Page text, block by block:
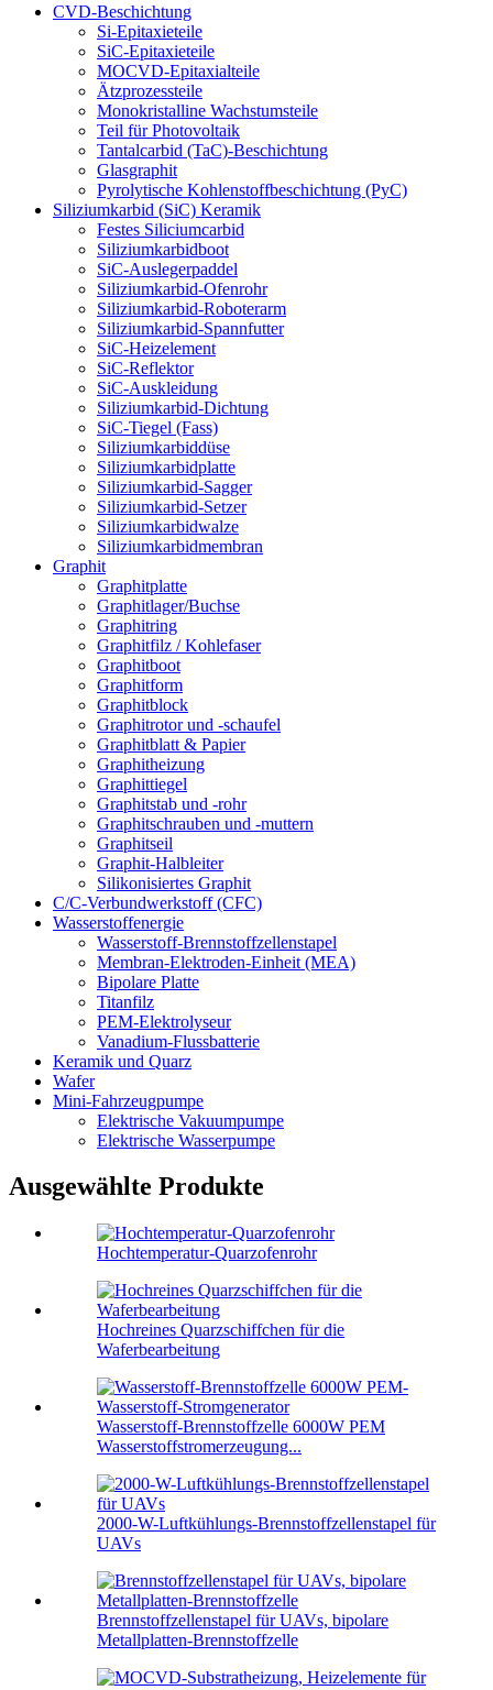
CVD-Beschichtung
Si-Epitaxieteile
SiC-Epitaxieteile
MOCVD-Epitaxialteile
Ätzprozessteile
Monokristalline Wachstumsteile
Teil für Photovoltaik
Tantalcarbid (TaC)-Beschichtung
Glasgraphit
Pyrolytische Kohlenstoffbeschichtung (PyC)
Siliziumkarbid (SiC) Keramik
Festes Siliciumcarbid
Siliziumkarbidboot
SiC-Auslegerpaddel
Siliziumkarbid-Ofenrohr
Siliziumkarbid-Roboterarm
Siliziumkarbid-Spannfutter
SiC-Heizelement
SiC-Reflektor
SiC-Auskleidung
Siliziumkarbid-Dichtung
SiC-Tiegel (Fass)
Siliziumkarbiddüse
Siliziumkarbidplatte
Siliziumkarbid-Sagger
Siliziumkarbid-Setzer
Siliziumkarbidwalze
Siliziumkarbidmembran
Graphit
Graphitplatte
Graphitlager/Buchse
Graphitring
Graphitfilz / Kohlefaser
Graphitboot
Graphitform
Graphitblock
Graphitrotor und -schaufel
Graphitblatt & Papier
Graphitheizung
Graphittiegel
Graphitstab und -rohr
Graphitschrauben und -muttern
Graphitseil
Graphit-Halbleiter
Silikonisiertes Graphit
C/C-Verbundwerkstoff (CFC)
Wasserstoffenergie
Wasserstoff-Brennstoffzellenstapel
Membran-Elektroden-Einheit (MEA)
Bipolare Platte
Titanfilz
PEM-Elektrolyseur
Vanadium-Flussbatterie
Keramik und Quarz
Wafer
Mini-Fahrzeugpumpe
Elektrische Vakuumpumpe
Elektrische Wasserpumpe
Ausgewählte Produkte
Hochtemperatur-Quarzofenrohr
Hochreines Quarzschiffchen für die
Waferbearbeitung
Wasserstoff-Brennstoffzelle 6000W PEM
Wasserstoffstromerzeugung...
2000-W-Luftkühlungs-Brennstoffzellenstapel für
UAVs
Brennstoffzellenstapel für UAVs, bipolare
Metallplatten-Brennstoffzelle